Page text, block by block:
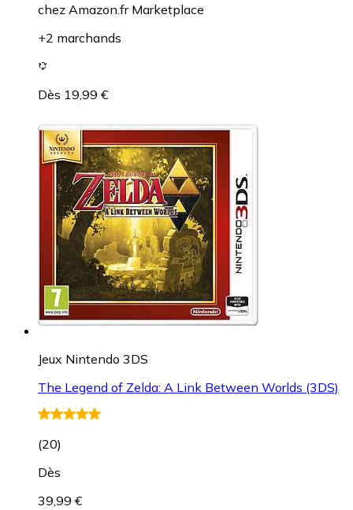
chez Amazon.fr Marketplace
+2 marchands
Dès 19,99 €
Jeux Nintendo 3DS
The Legend of Zelda: A Link Between Worlds (3DS)
(20)
Dès
39,99 €